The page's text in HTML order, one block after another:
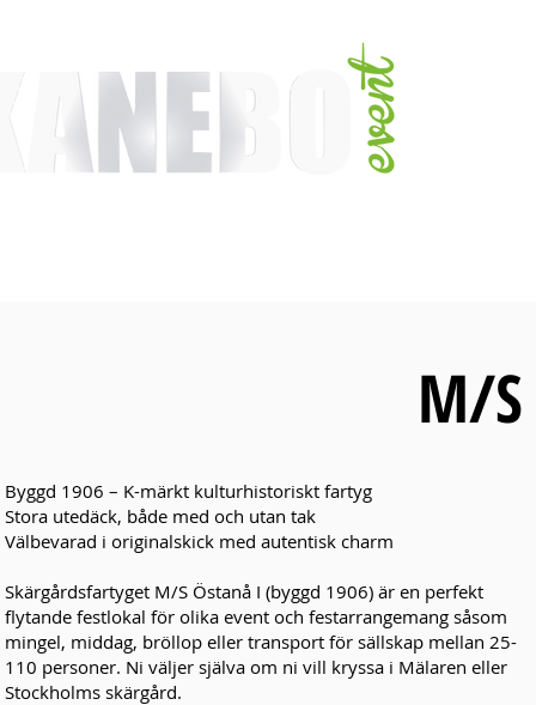
M/
Byggd 1906 – K-märkt kulturhistoriskt fartyg
Stora utedäck, både med och utan tak
Välbevarad i originalskick med autentisk charm
Skärgårdsfartyget M/S Östanå I (byggd 1906) är en perfekt
flytande festlokal för olika event och festarrangemang såsom
mingel, middag, bröllop eller transport för sällskap mellan 25-
110 personer. Ni väljer själva om ni vill kryssa i Mälaren eller
Stockholms skärgård.